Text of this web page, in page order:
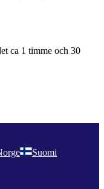
ca 1 timme och 30
Suomi